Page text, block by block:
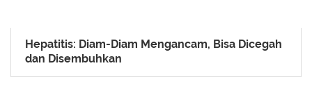
Hepatitis: Diam-Diam Mengancam, Bisa Dicegah
dan Disembuhkan